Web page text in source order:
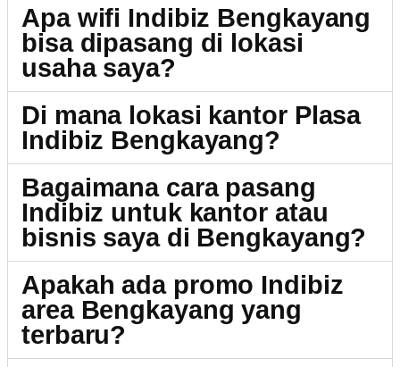
Apa wifi Indibiz Bengkayang
bisa dipasang di lokasi
usaha saya?
Di mana lokasi kantor Plasa
Indibiz Bengkayang?
Bagaimana cara pasang
Indibiz untuk kantor atau
bisnis saya di Bengkayang?
Apakah ada promo Indibiz
area Bengkayang yang
terbaru?